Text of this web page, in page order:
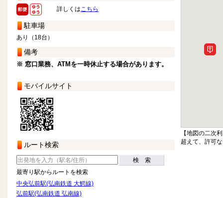
詳しくはこちら
駐車場
あり（18台）
備考
※ 窓口業務、ATMを一時休止する場合があります。
モバイルサイト
ルート検索
検 索
最寄り駅からルートを検索
中央弘前駅(弘南鉄道 大鰐線)
弘前駅(弘南鉄道 弘南線)
【地図の二次
超えて、許可